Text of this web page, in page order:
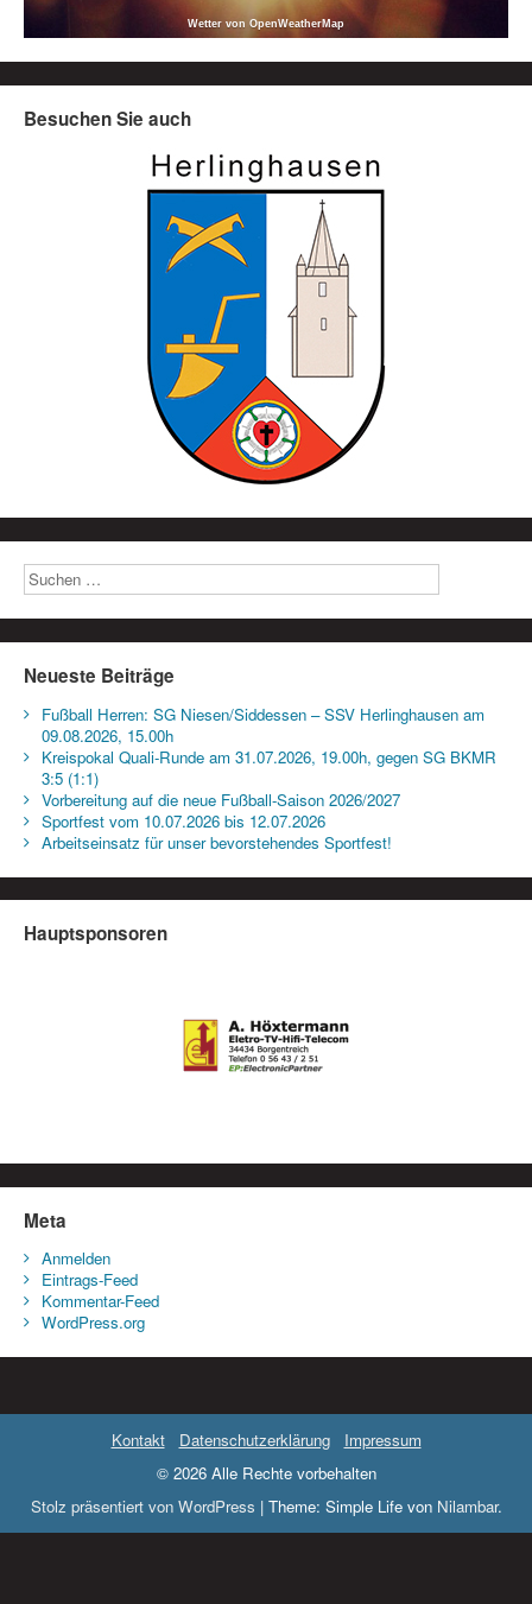
Wetter von OpenWeatherMap
Besuchen Sie auch
Neueste Beiträge
Fußball Herren: SG Niesen/Siddessen – SSV Herlinghausen am
09.08.2026, 15.00h
Kreispokal Quali-Runde am 31.07.2026, 19.00h, gegen SG BKMR
3:5 (1:1)
Vorbereitung auf die neue Fußball-Saison 2026/2027
Sportfest vom 10.07.2026 bis 12.07.2026
Arbeitseinsatz für unser bevorstehendes Sportfest!
Hauptsponsoren
Meta
Anmelden
Eintrags-Feed
Kommentar-Feed
WordPress.org
Kontakt Datenschutzerklärung
Impressum
© 2026 Alle Rechte vorbehalten
Stolz präsentiert von WordPress | Theme: Simple Life von Nilambar.